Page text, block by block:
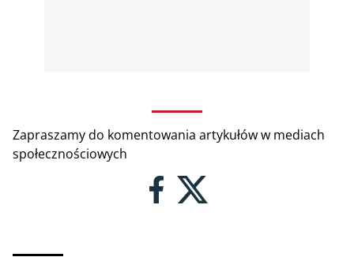
Zapraszamy do komentowania artykułów w mediach
społecznościowych